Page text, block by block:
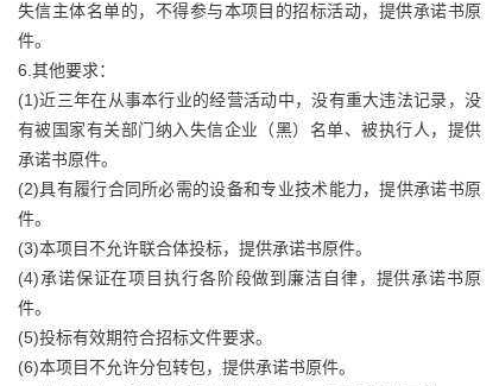
失信主体名单的，不得参与本项目的招标活动，提供承诺书原
件。
6.其他要求：
(1)近三年在从事本行业的经营活动中，没有重大违法记录，没
有被国家有关部门纳入失信企业（黑）名单、被执行人，提供
承诺书原件。
(2)具有履行合同所必需的设备和专业技术能力，提供承诺书原
件。
(3)本项目不允许联合体投标，提供承诺书原件。
(4)承诺保证在项目执行各阶段做到廉洁自律，提供承诺书原
件。
(5)投标有效期符合招标文件要求。
(6)本项目不允许分包转包，提供承诺书原件。